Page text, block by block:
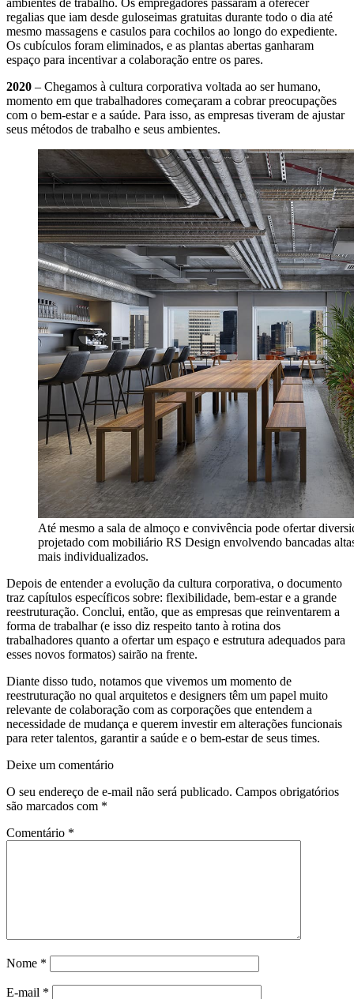
ambientes de trabalho. Os empregadores passaram a oferecer
regalias que iam desde guloseimas gratuitas durante todo o dia até
mesmo massagens e casulos para cochilos ao longo do expediente.
Os cubículos foram eliminados, e as plantas abertas ganharam
espaço para incentivar a colaboração entre os pares.
2020 – Chegamos à cultura corporativa voltada ao ser humano,
momento em que trabalhadores começaram a cobrar preocupações
com o bem-estar e a saúde. Para isso, as empresas tiveram de ajustar
seus métodos de trabalho e seus ambientes.
Até mesmo a sala de almoço e convivência pode ofertar
projetado com mobiliário RS Design envolvendo bancadas
mais individualizados.
Depois de entender a evolução da cultura corporativa, o documento
traz capítulos específicos sobre: flexibilidade, bem-estar e a grande
reestruturação. Conclui, então, que as empresas que reinventarem a
forma de trabalhar (e isso diz respeito tanto à rotina dos
trabalhadores quanto a ofertar um espaço e estrutura adequados para
esses novos formatos) sairão na frente.
Diante disso tudo, notamos que vivemos um momento de
reestruturação no qual arquitetos e designers têm um papel muito
relevante de colaboração com as corporações que entendem a
necessidade de mudança e querem investir em alterações funcionais
para reter talentos, garantir a saúde e o bem-estar de seus times.
Deixe um comentário
O seu endereço de e-mail não será publicado. Campos obrigatórios
são marcados com *
Comentário *
Nome *
E-mail *